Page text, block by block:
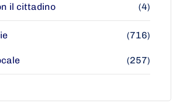
il cittadino (4)
(716)
(257)